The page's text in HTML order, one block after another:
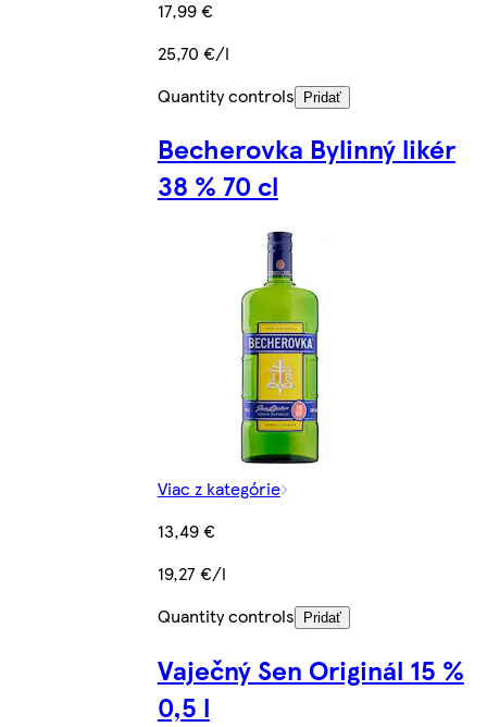
17,99 €
25,70 €/l
Quantity controls
Pridať
Becherovka Bylinný likér
38 % 70 cl
Viac z kategórie
13,49 €
19,27 €/l
Quantity controls
Pridať
Vaječný Sen Originál 15 %
0,5 l